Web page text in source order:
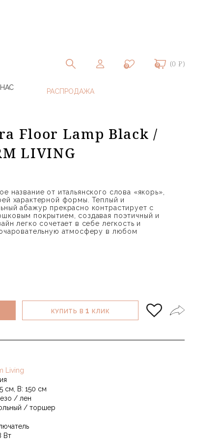
0 0 (0 ₽)
Floor Lamp Black /
LIVING
название от итальянского слова «якорь»,
характерной формы. Теплый и
абажур прекрасно контрастирует с
покрытием, создавая поэтичный и
легко сочетает в себе легкость и
атмосферу в любом
КУПИТЬ В1 КЛИК
Living
см, В: 150 см
/ лен
/ торшер
Вт